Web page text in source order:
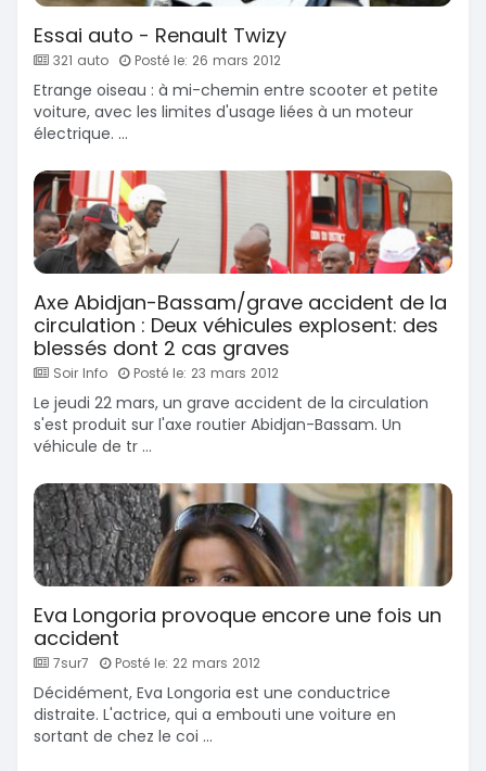
Essai auto - Renault Twizy
321 auto Posté le: 26 mars 2012
Etrange oiseau : à mi-chemin entre scooter et petite
voiture, avec les limites d'usage liées à un moteur
électrique. ...
Axe Abidjan-Bassam/grave accident de la
circulation : Deux véhicules explosent: des
blessés dont 2 cas graves
Soir Info Posté le: 23 mars 2012
Le jeudi 22 mars, un grave accident de la circulation
s'est produit sur l'axe routier Abidjan-Bassam. Un
véhicule de tr ...
Eva Longoria provoque encore une fois un
accident
7sur7 Posté le: 22 mars 2012
Décidément, Eva Longoria est une conductrice
distraite. L'actrice, qui a embouti une voiture en
sortant de chez le coi ...